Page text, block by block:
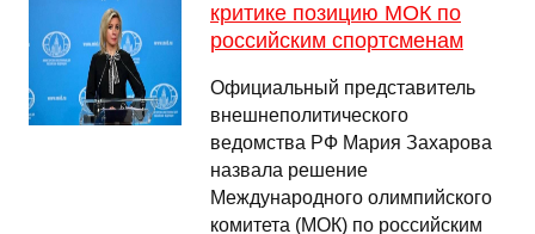
критике позицию МОК по
российским спортсменам
Официальный представитель
внешнеполитического
ведомства РФ Мария Захарова
назвала решение
Международного олимпийского
комитета (МОК) по российским